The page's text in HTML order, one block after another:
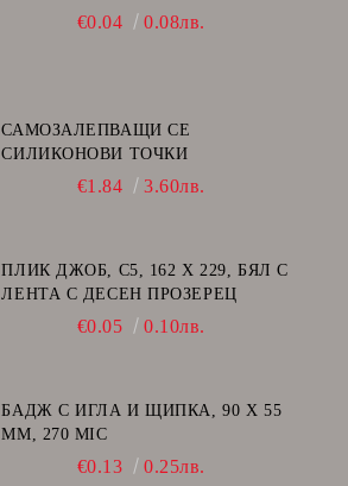
€0.04 0.08лв.
САМОЗАЛЕПВАЩИ СЕ
СИЛИКОНОВИ ТОЧКИ
€1.84 3.60лв.
ПЛИК ДЖОБ, C5, 162 Х 229, БЯЛ С
ЛЕНТА С ДЕСЕН ПРОЗЕРЕЦ
€0.05 0.10лв.
БАДЖ С ИГЛА И ЩИПКА, 90 Х 55
ММ, 270 MIC
€0.13 0.25лв.